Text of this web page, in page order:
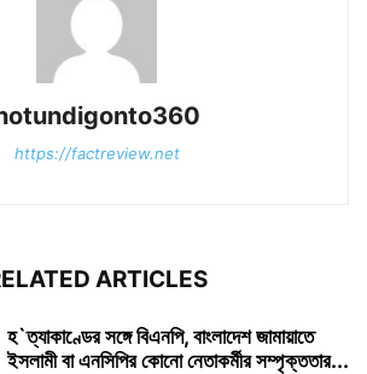
https://factreview.net
ARTICLES
হ`ত্যাকাণ্ডের সঙ্গে বিএনপি, বাংলাদেশ জামায়াতে
ইসলামী বা এনসিপির কোনো নেতাকর্মীর সম্পৃক্ততার...